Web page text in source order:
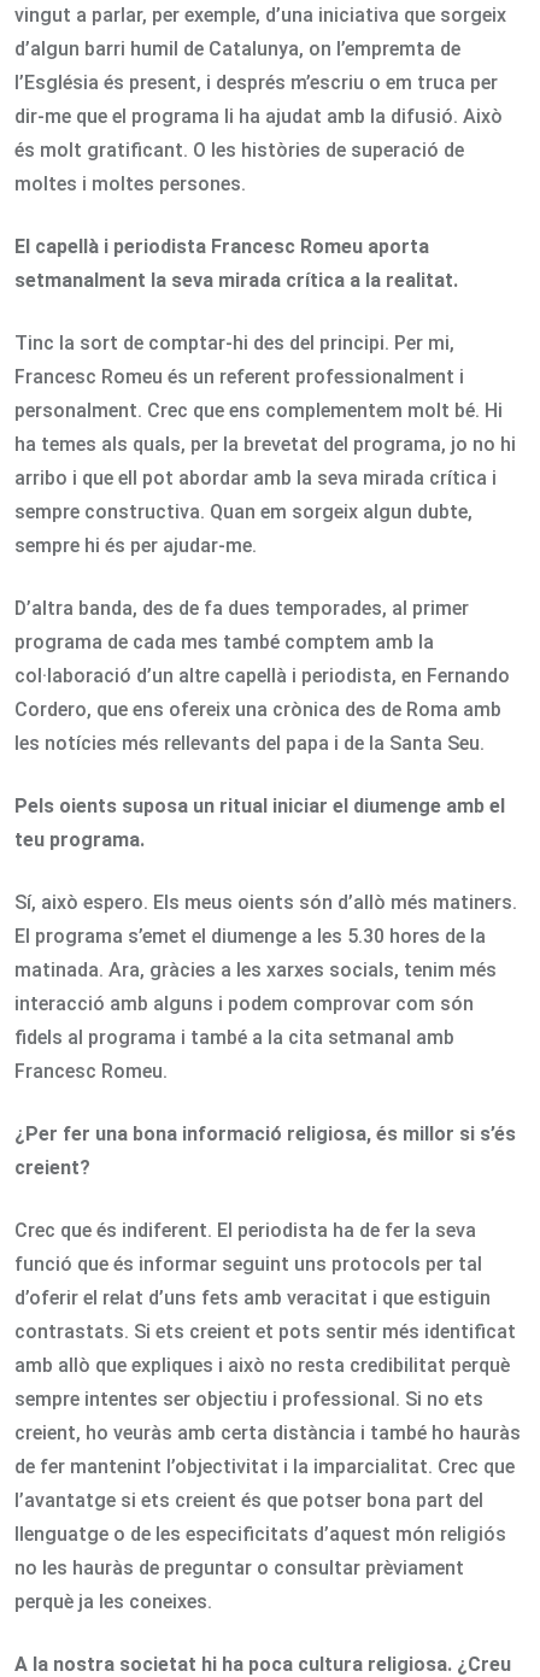
vingut a parlar, per exemple, d’una iniciativa que sorgeix
d’algun barri humil de Catalunya, on l’empremta de
l’Església és present, i després m’escriu o em truca per
dir-me que el programa li ha ajudat amb la difusió. Això
és molt gratificant. O les històries de superació de
moltes i moltes persones.
El capellà i periodista Francesc Romeu aporta
setmanalment la seva mirada crítica a la realitat.
Tinc la sort de comptar-hi des del principi. Per mi,
Francesc Romeu és un referent professionalment i
personalment. Crec que ens complementem molt bé. Hi
ha temes als quals, per la brevetat del programa, jo no hi
arribo i que ell pot abordar amb la seva mirada crítica i
sempre constructiva. Quan em sorgeix algun dubte,
sempre hi és per ajudar-me.
D’altra banda, des de fa dues temporades, al primer
programa de cada mes també comptem amb la
col·laboració d’un altre capellà i periodista, en Fernando
Cordero, que ens ofereix una crònica des de Roma amb
les notícies més rellevants del papa i de la Santa Seu.
Pels oients suposa un ritual iniciar el diumenge amb el
teu programa.
Sí, això espero. Els meus oients són d’allò més matiners.
El programa s’emet el diumenge a les 5.30 hores de la
matinada. Ara, gràcies a les xarxes socials, tenim més
interacció amb alguns i podem comprovar com són
fidels al programa i també a la cita setmanal amb
Francesc Romeu.
¿Per fer una bona informació religiosa, és millor si s’és
creient?
Crec que és indiferent. El periodista ha de fer la seva
funció que és informar seguint uns protocols per tal
d’oferir el relat d’uns fets amb veracitat i que estiguin
contrastats. Si ets creient et pots sentir més identificat
amb allò que expliques i això no resta credibilitat perquè
sempre intentes ser objectiu i professional. Si no ets
creient, ho veuràs amb certa distància i també ho hauràs
de fer mantenint l’objectivitat i la imparcialitat. Crec que
l’avantatge si ets creient és que potser bona part del
llenguatge o de les especificitats d’aquest món religiós
no les hauràs de preguntar o consultar prèviament
perquè ja les coneixes.
A la nostra societat hi ha poca cultura religiosa. ¿Creu